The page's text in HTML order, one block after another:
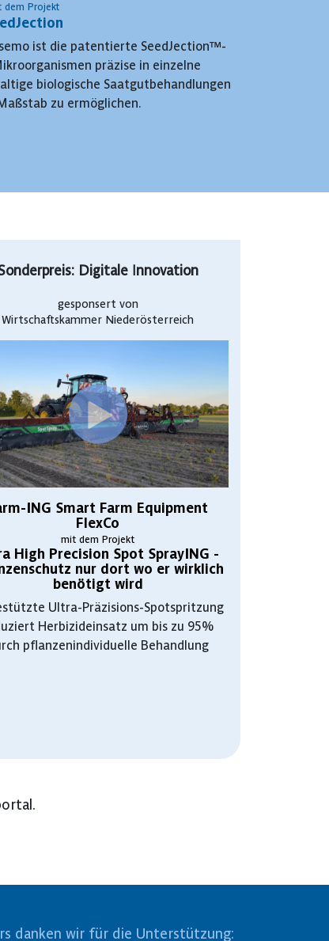
dem Projekt
ist die patentierte SeedJection™-
präzise in einzelne
biologische Saatgutbehandlungen
zu ermöglichen.
Digitale Innovation
gesponsert von
Wirtschaftskammer Niederösterreich
ING Smart Farm Equipment
FlexCo
mit dem Projekt
High Precision Spot SprayING -
nur dort wo er wirklich
benötigt wird
Ultra-Präzisions-Spotspritzung
Herbizideinsatz um bis zu 95%
pflanzenindividuelle Behandlung
danken wir für die Unterstützung: